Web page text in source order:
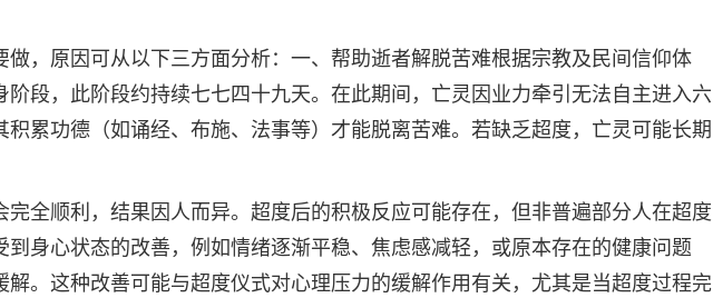
做，原因可从以下三方面分析：一、帮助逝者解脱苦难根据宗教及民间信仰体
阶段，此阶段约持续七七四十九天。在此期间，亡灵因业力牵引无法自主进入六
积累功德（如诵经、布施、法事等）才能脱离苦难。若缺乏超度，亡灵可能长期
完全顺利，结果因人而异。超度后的积极反应可能存在，但非普遍部分人在超度
到身心状态的改善，例如情绪逐渐平稳、焦虑感减轻，或原本存在的健康问题
解。这种改善可能与超度仪式对心理压力的缓解作用有关，尤其是当超度过程完